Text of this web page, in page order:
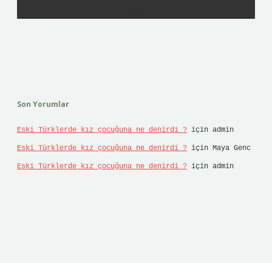
Son Yorumlar
Eski Türklerde kız çocuğuna ne denirdi ? için admin
Eski Türklerde kız çocuğuna ne denirdi ? için Maya Genc
Eski Türklerde kız çocuğuna ne denirdi ? için admin